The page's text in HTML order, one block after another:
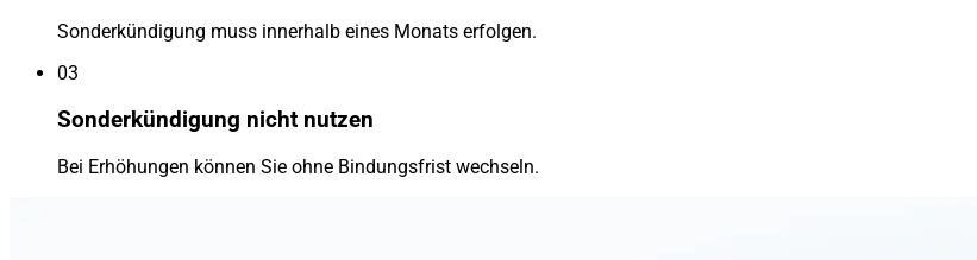
Sonderkündigung muss innerhalb eines Monats erfolgen.
03
Sonderkündigung nicht nutzen
Bei Erhöhungen können Sie ohne Bindungsfrist wechseln.